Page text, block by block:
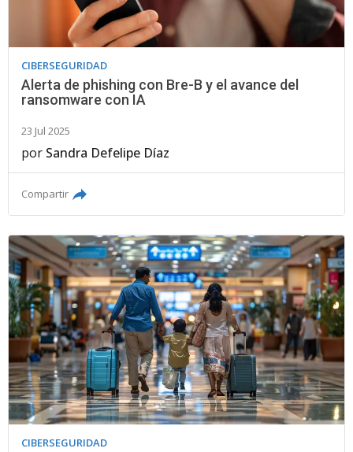
CIBERSEGURIDAD
Alerta de phishing con Bre-B y el avance del
ransomware con IA
23 Jul 2025
por Sandra Defelipe Díaz
Compartir
CIBERSEGURIDAD